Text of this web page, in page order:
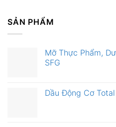
SẢN PHẨM
Mỡ Thực Phẩm,
SFG
Dầu Động Cơ